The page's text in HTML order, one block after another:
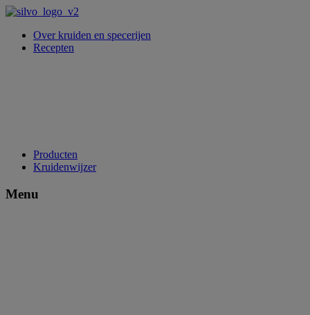
Over kruiden en specerijen
Recepten
Producten
Kruidenwijzer
Menu